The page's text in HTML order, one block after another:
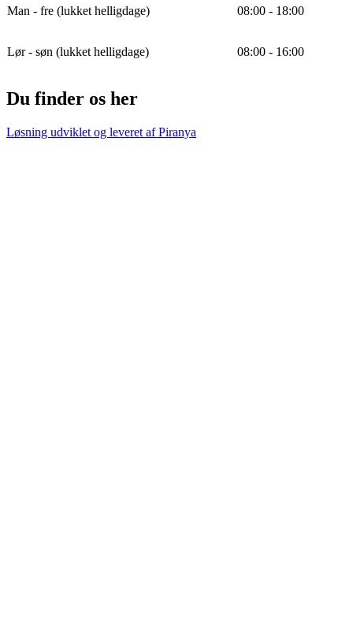
Man - fre (lukket helligdage) 08:00 - 18:00
Lør - søn (lukket helligdage) 08:00 - 16:00
Du finder os her
Løsning udviklet og leveret afPiranya